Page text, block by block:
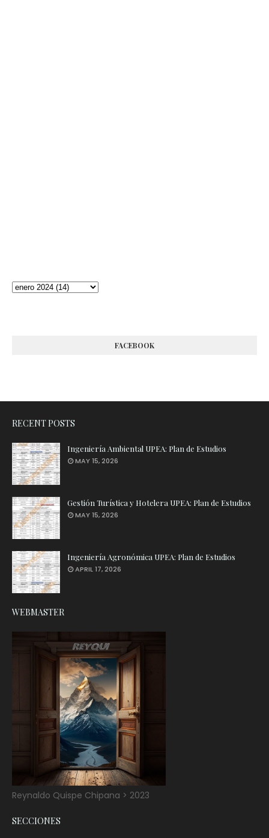
FACEBOOK
RECENT POSTS
Ingeniería Ambiental UPEA: Plan de Estudios
MAY 15, 2026
Gestión Turística y Hotelera UPEA: Plan de Estudios
MAY 15, 2026
Ingeniería Agronómica UPEA: Plan de Estudios
APRIL 17, 2026
WEBMASTER
Reynaldo Quispe Chipana > 2023
SECCIONES